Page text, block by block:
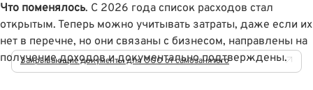
Что поменялось. С 2026 года список расходов стал
открытым. Теперь можно учитывать затраты, даже если их
нет в перечне, но они связаны с бизнесом, направлены на
получение доходов и документально подтверждены.
Закрывающие документы для ООО от самозанятого